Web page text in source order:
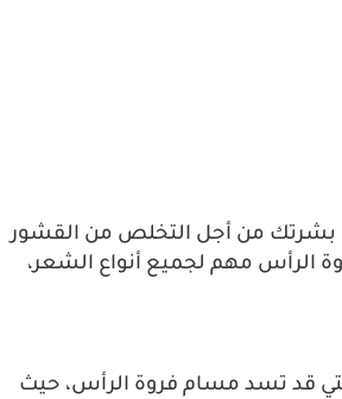
بشرتك من أجل التخلص من القشور
الرأس مهم لجميع أنواع الشعر،
قد تسد مسام فروة الرأس، حيث